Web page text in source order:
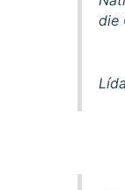
die